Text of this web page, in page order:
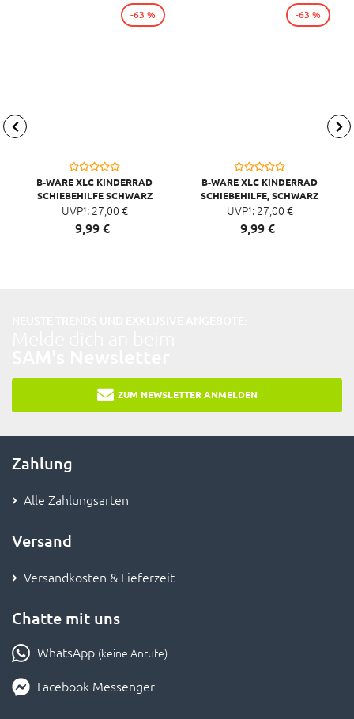
B-WARE XLC KINDERRAD
SCHIEBEHILFE SCHWARZ
UVP¹: 27,00 €
9,99€
-63 %
B-WARE XLC KINDERRAD
SCHIEBEHILFE, SCHWARZ
UVP¹: 27,00 €
9,99€
-63 %
ZUM NEWSLETTER ANMELDEN
Zahlung
Alle Zahlungsarten
Versand
Versandkosten & Lieferzeit
Chatte mit uns
WhatsApp (keine Anrufe)
Facebook Messenger